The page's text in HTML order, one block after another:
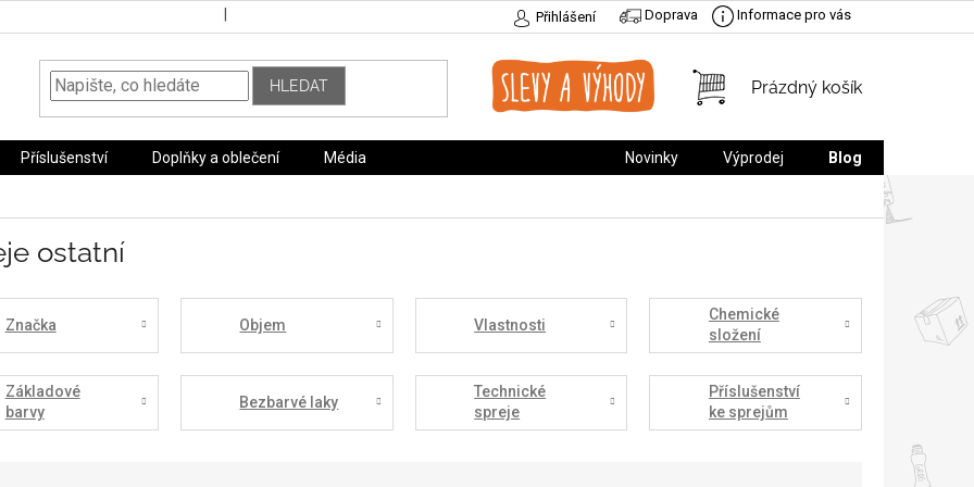
Přihlášení Doprava Informace pro vás
HLEDAT
NÁKUPNÍ
Prázdný košík
Příslušenství Doplňky a oblečení Média Novinky Výprodej Blog
ostatní
Značka Objem Vlastnosti
Chemické
složení
Základové
barvy
Bezbarvé laky
Technické
spreje
Příslušenství
ke sprejům